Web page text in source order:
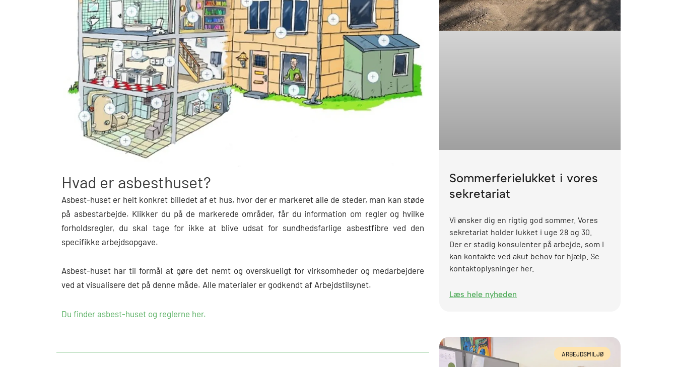
Hvad er asbesthuset?
Asbest-huset er helt konkret billedet af et hus, hvor der er markeret alle de steder, man kan støde
på asbestarbejde. Klikker du på de markerede områder, får du information om regler og hvilke
forholdsregler, du skal tage for ikke at blive udsat for sundhedsfarlige asbestfibre ved den
specifikke arbejdsopgave.
Asbest-huset har til formål at gøre det nemt og overskueligt for virksomheder og medarbejdere
ved at visualisere det på denne måde. Alle materialer er godkendt af Arbejdstilsynet.
Du finder asbest-huset og reglerne her.
Næste
Sommerferielukket i vores
sekretariat
Vi ønsker dig en rigtig god sommer. Vores
sekretariat holder lukket i uge 28 og 30.
Der er stadig konsulenter på arbejde, som I
kan kontakte ved akut behov for hjælp. Se
kontaktoplysninger her.
Læs hele nyheden
ARBEJDSMILJØ